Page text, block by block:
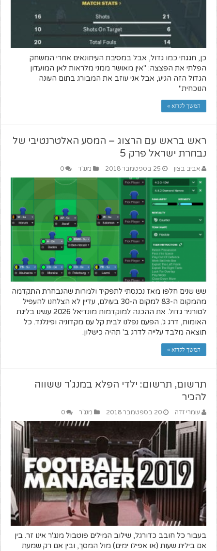
כן, חגגתי כמו גדול, אבל במסיבת העיתונאים אחרי המשחק
הפלתי את הפצצה: "אין מאושר ממני מלראות לאן המועדון
הגדול הזה הגיע, אבל אני עוזב את המבורג בתום העונה
הנוכחית"
המשך לקרוא »
ראש בראש עם הרצוג – המסע האלטרנטיבי של
נבחרת ישראל פרק 5
אביב בצון 25 בספטמבר 2018 מנג'ר 0
שש שנים חלפו מאז נכנסתי לתפקיד ולמרות שהנבחרת התקדמה
מהמקום ה-83 למקום ה-30 בעולם, עדיין לא הצלחנו להעפיל
לטורניר גדול. את ההכנה למוקדמות מונדיאל 2026 עשינו בליגת
האומות, דרג ג'. הפעם נפלנו לבית קל עם מקדוניה ופינלנד. כל
תוצאה מלבד עלייה לדרג ב' תהיה כישלון.
המשך לקרוא »
תרשום, תרשום: ילדי הפלא במנג'ר ששווה
להכיר
עומרי זדה 20 בספטמבר 2018 מנג'ר 0
בעבור כל חובב כדורגל, שילוב המילים פוטבול מנג'ר אינו זר. בין
אם בילית שעות (או אפילו ימים) מול המסך, ובין אם רק שמעת